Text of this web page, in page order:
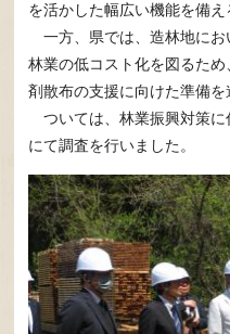
を活かした幅広い機能を備え
一方、県では、造林地にお
林業の低コスト化を図るた
剤散布の支援に向けた準備を
ついては、林業振興対策に
にて調査を行いました。